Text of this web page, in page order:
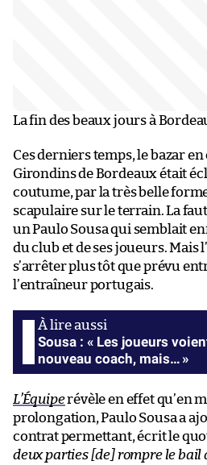
La fin des beaux jours à
Ces derniers temps, le bazar
Girondins de Bordeaux était
coutume, par la très belle
scapulaire sur le terrain. La
un Paulo Sousa qui semblait
du club et de ses joueurs. Mais
s’arrêter plus tôt que prévu
l’entraîneur portugais.
Sousa : « Les joueurs
nouveau coach, mais… »
L’Équiperévèle en effet qu’en
prolongation, Paulo Sousa a
contrat permettant, écrit le
deux parties [de] rompre le